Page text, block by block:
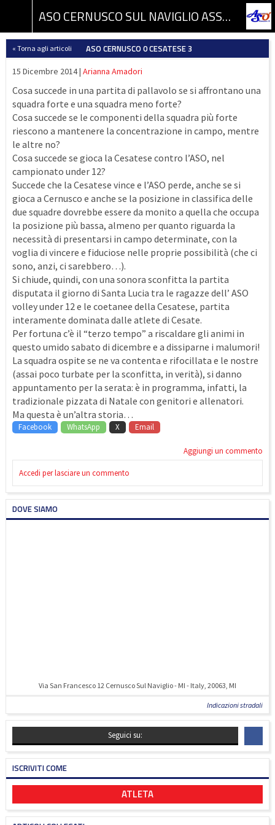
ASO CERNUSCO SUL NAVIGLIO ASSOCIAZIONE SPORTIVA DILETTANTISTICA
« Torna agli articoli ASO CERNUSCO 0 CESATESE 3
15 Dicembre 2014 | Arianna Amadori
Cosa succede in una partita di pallavolo se si affrontano una
squadra forte e una squadra meno forte?
Cosa succede se le componenti della squadra più forte
riescono a mantenere la concentrazione in campo, mentre
le altre no?
Cosa succede se gioca la Cesatese contro l’ASO, nel
campionato under 12?
Succede che la Cesatese vince e l’ASO perde, anche se si
gioca a Cernusco e anche se la posizione in classifica delle
due squadre dovrebbe essere da monito a quella che occupa
la posizione più bassa, almeno per quanto riguarda la
necessità di presentarsi in campo determinate, con la
voglia di vincere e fiduciose nelle proprie possibilità (che ci
sono, anzi, ci sarebbero…).
Si chiude, quindi, con una sonora sconfitta la partita
disputata il giorno di Santa Lucia tra le ragazze dell’ ASO
volley under 12 e le coetanee della Cesatese, partita
interamente dominata dalle atlete di Cesate.
Per fortuna c’è il “terzo tempo” a riscaldare gli animi in
questo umido sabato di dicembre e a dissiparne i malumori!
La squadra ospite se ne va contenta e rifocillata e le nostre
(assai poco turbate per la sconfitta, in verità), si danno
appuntamento per la serata: è in programma, infatti, la
tradizionale pizzata di Natale con genitori e allenatori.
Ma questa è un’altra storia…
Facebook WhatsApp X Email
Aggiungi un commento
Accedi per lasciare un commento
DOVE SIAMO
Via San Francesco 12 Cernusco Sul Naviglio - MI - Italy, 20063, MI
Indicazioni stradali
Seguici su:
ISCRIVITI COME
ATLETA